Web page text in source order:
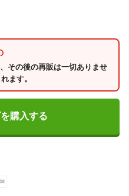
その後の再販は一切ありませ
ます。
購入する